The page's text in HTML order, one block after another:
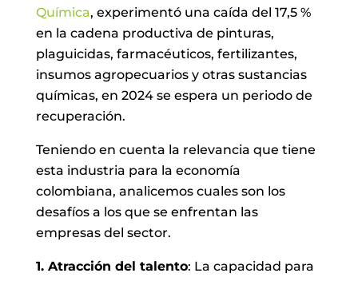
Química, experimentó una caída del 17,5 %
en la cadena productiva de pinturas,
plaguicidas, farmacéuticos, fertilizantes,
insumos agropecuarios y otras sustancias
químicas, en 2024 se espera un periodo de
recuperación.
Teniendo en cuenta la relevancia que tiene
esta industria para la economía
colombiana, analicemos cuales son los
desafíos a los que se enfrentan las
empresas del sector.
1. Atracción del talento: La capacidad para